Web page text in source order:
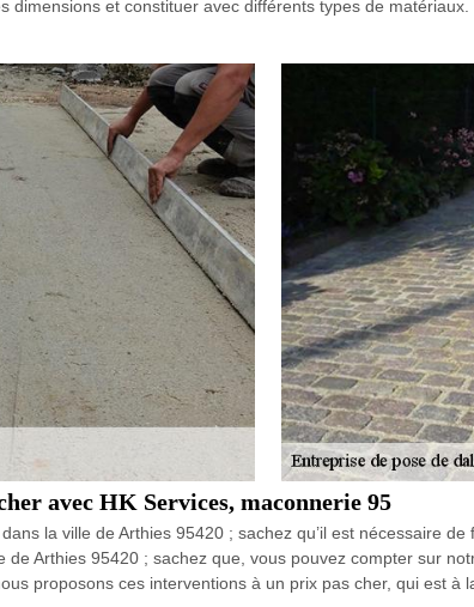
dimensions et constituer avec différents types de
avec HK Services, maconnerie 95
la ville de Arthies 95420 ; sachez qu’il est nécessaire
Arthies 95420 ; sachez que, vous pouvez compter sur
proposons ces interventions à un prix pas cher, qui est